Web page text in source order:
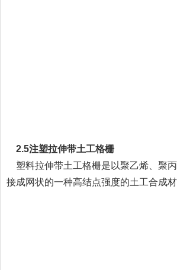
2.5注塑拉伸带土工格栅
塑料拉伸带土工格栅是以聚乙烯、聚
接成网状的一种高结点强度的土工合成材